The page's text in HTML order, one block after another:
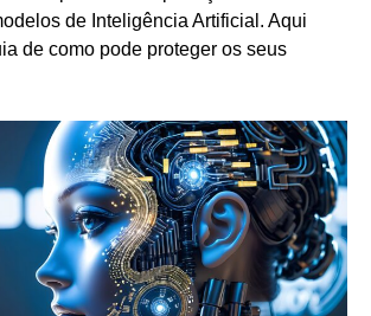
de Inteligência Artificial. Aqui
de como pode proteger os seus